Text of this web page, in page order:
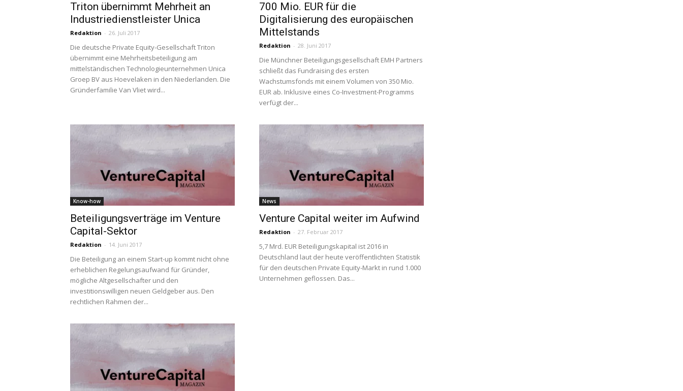
Triton übernimmt Mehrheit an
Industriedienstleister Unica
Redaktion - 26. Juli 2017
Die deutsche Private Equity-Gesellschaft Triton
übernimmt eine Mehrheitsbeteiligung am
mittelständischen Technologieunternehmen Unica
Groep BV aus Hoevelaken in den Niederlanden. Die
Gründerfamilie Van Vliet wird...
700 Mio. EUR für die
Digitalisierung des europäischen
Mittelstands
Redaktion - 28. Juni 2017
Die Münchner Beteiligungsgesellschaft EMH Partners
schließt das Fundraising des ersten
Wachstumsfonds mit einem Volumen von 350 Mio.
EUR ab. Inklusive eines Co-Investment-Programms
verfügt der...
Know-how
Beteiligungsverträge im Venture
Capital-Sektor
Redaktion - 14. Juni 2017
Die Beteiligung an einem Start-up kommt nicht ohne
erheblichen Regelungsaufwand für Gründer,
mögliche Altgesellschafter und den
investitionswilligen neuen Geldgeber aus. Den
rechtlichen Rahmen der...
News
Venture Capital weiter im Aufwind
Redaktion - 27. Februar 2017
5,7 Mrd. EUR Beteiligungskapital ist 2016 in
Deutschland laut der heute veröffentlichten Statistik
für den deutschen Private Equity-Markt in rund 1.000
Unternehmen geflossen. Das...